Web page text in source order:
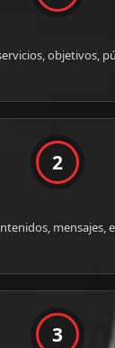
objetivos,
2
mensajes,
3